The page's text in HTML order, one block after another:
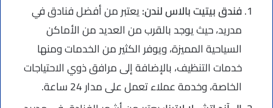
فندق بيتيت بالاس لندن:يعتبر من أفضل فنادق في
مدريد، حيث يوجد بالقرب من العديد من الأماكن
السياحية المميزة، ويوفر الكثير من الخدمات ومنها
خدمات التنظيف، بالإضافة إلى مرافق ذوي الاحتياجات
الخاصة، وخدمة عملاء تعمل على مدار 24 ساعة.